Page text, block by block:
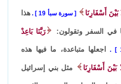
بَيْنَ أَسْفَارِنَا سورة سبأ 19 . هذا
في السفر وتقولون: رَبَّنَا بَاعِدْ
. اجعلها متباعدة، ما فيها هذه
بَيْنَ أَسْفَارِنَا مثل بني إسرائيل